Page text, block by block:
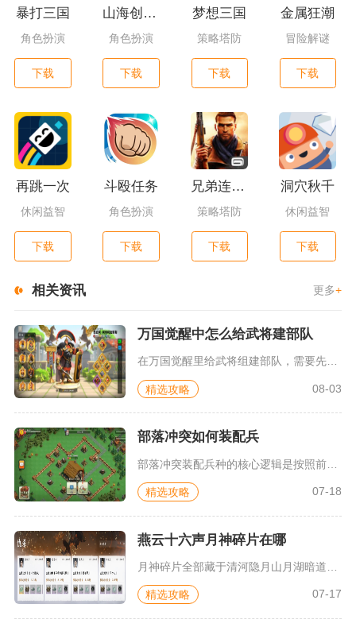
暴打三国
角色扮演
下载
山海创世录一剑天逆
角色扮演
下载
梦想三国
策略塔防
下载
金属狂潮
冒险解谜
下载
再跳一次
休闲益智
下载
斗殴任务
角色扮演
下载
兄弟连3：战争之子
策略塔防
下载
洞穴秋千
休闲益智
下载
相关资讯 更多+
万国觉醒中怎么给武将建部队
在万国觉醒里给武将组建部队，需要先满足主将星级门槛解锁副将位...
精选攻略 08-03
部落冲突如何装配兵
部落冲突装配兵种的核心逻辑是按照前排承伤、破墙开路、主力输出...
精选攻略 07-18
燕云十六声月神碎片在哪
精选攻略 07-17